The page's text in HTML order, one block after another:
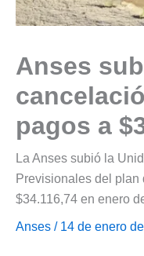
Anses
pagos a
La Anses subió la
Previsionales del
$34.116,74 en enero
Anses / 14 de enero